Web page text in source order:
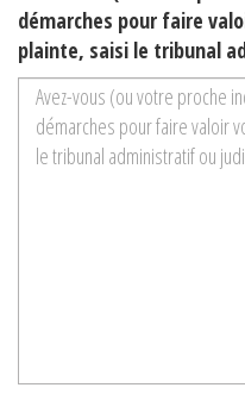
démarches pour faire
plainte, saisi le tribunal